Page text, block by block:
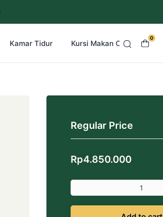
0
Kamar Tidur Kursi Makan Cafe Resto
Regular Price
Rp4.850.000